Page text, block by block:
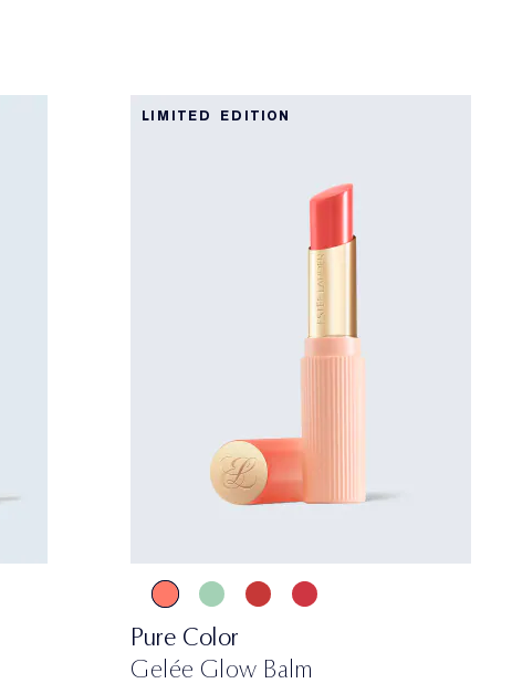
LIMITED EDITION
Pure Color
Gelée Glow Balm